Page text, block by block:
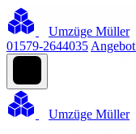
Umzüge Müller
01579-2644035
Umzüge Müller